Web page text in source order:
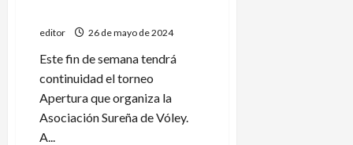
editor 26 de mayo de 2024
Este fin de semana tendrá
continuidad el torneo
Apertura que organiza la
Asociación Sureña de Vóley.
A...